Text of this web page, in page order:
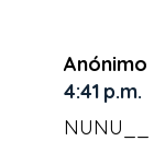
Anónimo
4:41 p.m.
NUNU__